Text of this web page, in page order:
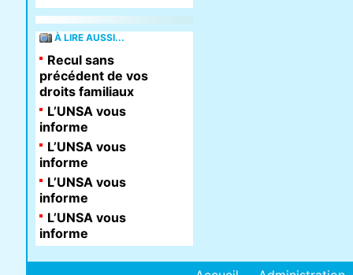
À LIRE AUSSI...
Recul sans
précédent de vos
droits familiaux
L’UNSA vous
informe
L’UNSA vous
informe
L’UNSA vous
informe
L’UNSA vous
informe